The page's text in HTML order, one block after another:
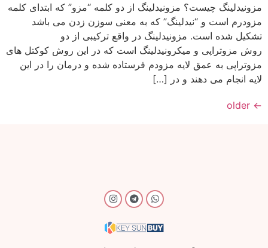
مزونیدلینگ چیست؟ مزونیدلینگ از دو کلمه “مزو” که ابتدای کلمه
مزودرم است و “نیدلینگ” که به معنی سوزن زدن می باشد
تشکیل شده است. مزونیدلینگ در واقع ترکیبی از دو
روش مزوتراپی و میکرونیدلینگ است که در این روش کوکتل های
مزوتراپی به عمق لایه مزودم فرستاده شده و درمان را در این
لایه انجام می دهند و در […]
←